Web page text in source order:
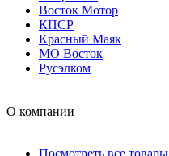
Восток Мотор
КПСР
Красный Маяк
МО Восток
Русэлком
О компании
Посмотреть все товары